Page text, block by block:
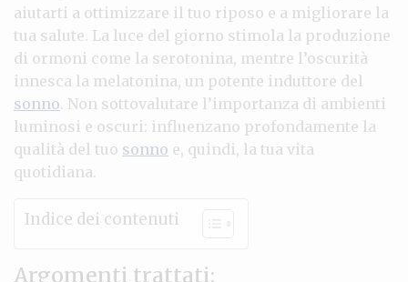
aiutarti a ottimizzare il tuo riposo e a migliorare la
tua salute. La luce del giorno stimola la produzione
di ormoni come la serotonina, mentre l’oscurità
innesca la melatonina, un potente induttore del
sonno. Non sottovalutare l’importanza di ambienti
luminosi e oscuri: influenzano profondamente la
qualità del tuo sonno e, quindi, la tua vita
quotidiana.
Indice dei contenuti
Argomenti trattati: